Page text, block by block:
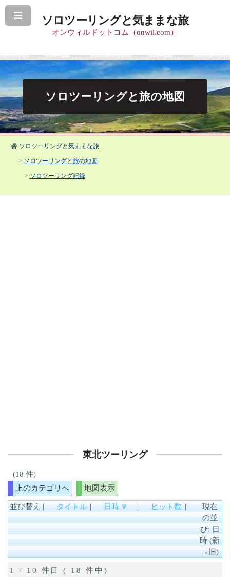
ソロツーリングと気ままな旅
オンウィルドットコム（onwil.com）
ソロツーリングと旅の地図
ソロツーリングと気ままな旅
> ソロツーリングと旅の地図
> ソロツーリング記録
東北ツーリング
(18 件)
上のカテゴリへ
地図表示
並び替え | タイトル | 日時 | ヒット数 |
現在
の並
び: 日
時 (新
→旧)
1 - 10 件目 ( 18 件中)